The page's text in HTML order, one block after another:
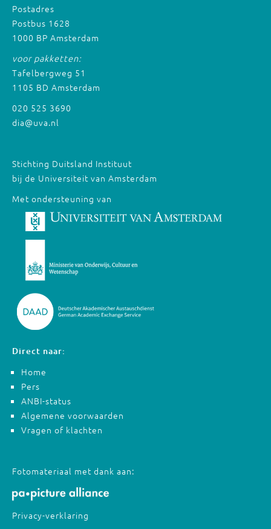
Postadres
Postbus 1628
1000 BP Amsterdam
voor pakketten:
Tafelbergweg 51
1105 BD Amsterdam
020 525 3690
dia@uva.nl
Stichting Duitsland Instituut
bij de Universiteit van Amsterdam
Met ondersteuning van
Direct naar:
Home
Pers
ANBI-status
Algemene voorwaarden
Vragen of klachten
Fotomateriaal met dank aan:
Privacy-verklaring